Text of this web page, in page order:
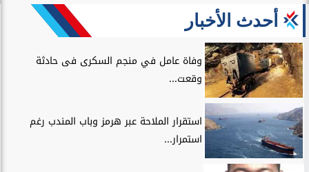
أحدث الأخبار
وفاة عامل في منجم السكرى فى حادثة
وقعت...
استقرار الملاحة عبر هرمز وباب المندب رغم
استمرار...